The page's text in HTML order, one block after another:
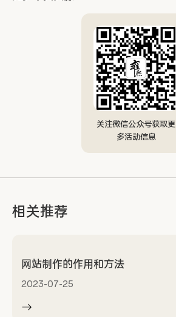
关注微信公众号获取更
多活动信息
相关推荐
网站制作的作用和方法
2023-07-25